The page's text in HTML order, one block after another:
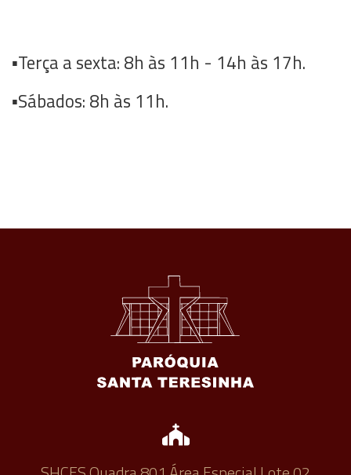
▪️Terça a sexta: 8h às 11h - 14h às 17h.
▪️Sábados: 8h às 11h.